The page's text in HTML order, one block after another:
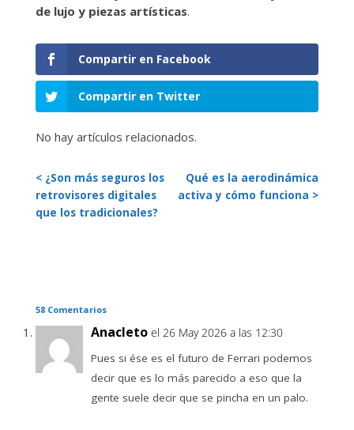
de lujo y piezas artísticas.
Compartir en Facebook
Compartir en Twitter
No hay artículos relacionados.
< ¿Son más seguros los
retrovisores digitales
que los tradicionales?
Qué es la aerodinámica
activa y cómo funciona >
58 Comentarios
Anacleto el 26 May 2026 a las 12:30
Pues si ése es el futuro de Ferrari podemos
decir que es lo más parecido a eso que la
gente suele decir que se pincha en un palo.